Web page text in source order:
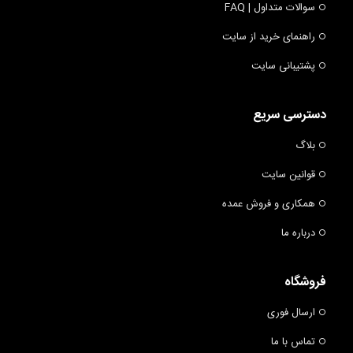
سوالات متداول | FAQ
راهنمای خرید از سایت
پشتیبانی سایت
دسترسی سریع
بلاگ
قوانین سایت
همکاری و فروش عمده
درباره ما
فروشگاه
ارسال فوری
تماس با ما